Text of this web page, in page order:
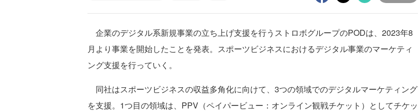
企業のデジタル系新規事業の立ち上げ支援を行うストロボグループのPODは、2023年8
月より事業を開始したことを発表。スポーツビジネスにおけるデジタル事業のマーケティ
ング支援を行っていく。
同社はスポーツビジネスの収益多角化に向けて、3つの領域でのデジタルマーケティング
を支援。1つ目の領域は、PPV（ペイパービュー：オンライン観戦チケット）としてチケッ